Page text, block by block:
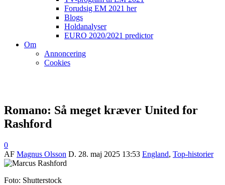
Forudsig EM 2021 her
Blogs
Holdanalyser
EURO 2020/2021 predictor
Om
Annoncering
Cookies
Romano: Så meget kræver United for
Rashford
0
AF Magnus Olsson D. 28. maj 2025 13:53 England, Top-historier
Foto: Shutterstock